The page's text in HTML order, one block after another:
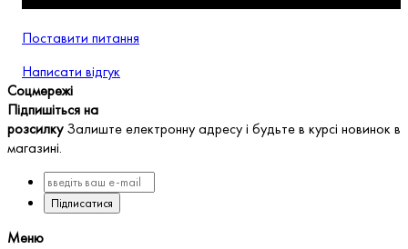
Поставити питання
Написати відгук
Соцмережі
Підпишіться на
розсилкуЗалиште електронну адресу і будьте в курсі новинок в
магазині.
Підписатися
Меню